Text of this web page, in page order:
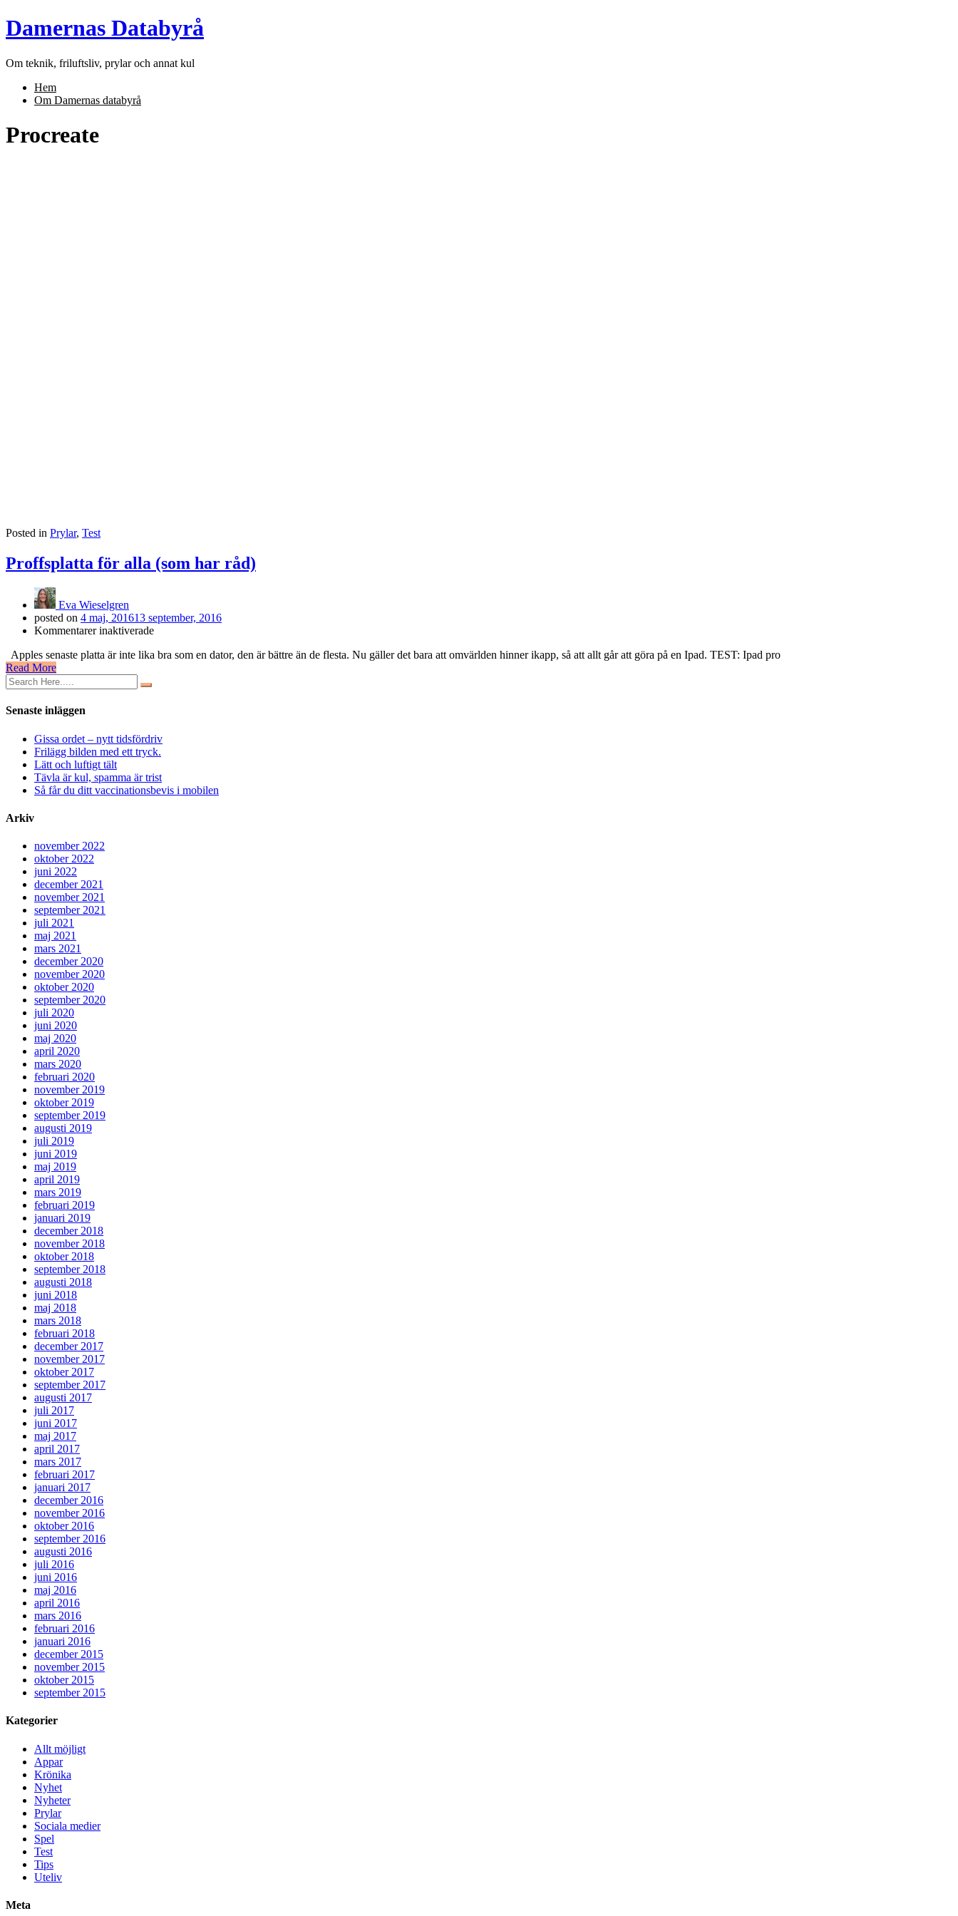
Skip
to
Damernas Databyrå
Om teknik, friluftsliv, prylar och annat kul
Hem
Om Damernas databyrå
Procreate
Posted in Prylar, Test
Proffsplatta för alla (som har råd)
Eva Wieselgren
posted on 4 maj, 201613 september, 2016
Kommentarer inaktiveradeför
för
Apples senaste platta är inte lika bra som en dator, den är bättre än de flesta. Nu gäller det bara att omvärlden hinner ikapp, så att allt går att göra på en Ipad. TEST: Ipad pro
Read More
Senaste inläggen
Gissa ordet – nytt tidsfördriv
Frilägg bilden med ett tryck.
Lätt och luftigt tält
Tävla är kul, spamma är trist
Så får du ditt vaccinationsbevis i mobilen
Arkiv
november 2022
oktober 2022
juni 2022
december 2021
november 2021
september 2021
juli 2021
maj 2021
mars 2021
december 2020
november 2020
oktober 2020
september 2020
juli 2020
juni 2020
maj 2020
april 2020
mars 2020
februari 2020
november 2019
oktober 2019
september 2019
augusti 2019
juli 2019
juni 2019
maj 2019
april 2019
mars 2019
februari 2019
januari 2019
december 2018
november 2018
oktober 2018
september 2018
augusti 2018
juni 2018
maj 2018
mars 2018
februari 2018
december 2017
november 2017
oktober 2017
september 2017
augusti 2017
juli 2017
juni 2017
maj 2017
april 2017
mars 2017
februari 2017
januari 2017
december 2016
november 2016
oktober 2016
september 2016
augusti 2016
juli 2016
juni 2016
maj 2016
april 2016
mars 2016
februari 2016
januari 2016
december 2015
november 2015
oktober 2015
september 2015
Kategorier
Allt möjligt
Appar
Krönika
Nyhet
Nyheter
Prylar
Sociala medier
Spel
Test
Tips
Uteliv
Meta